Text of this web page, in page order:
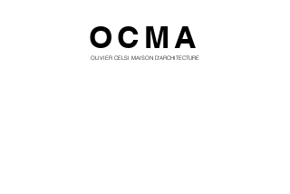
OCMA
OLIVIER CELSI MAISON D'ARCHITECTURE